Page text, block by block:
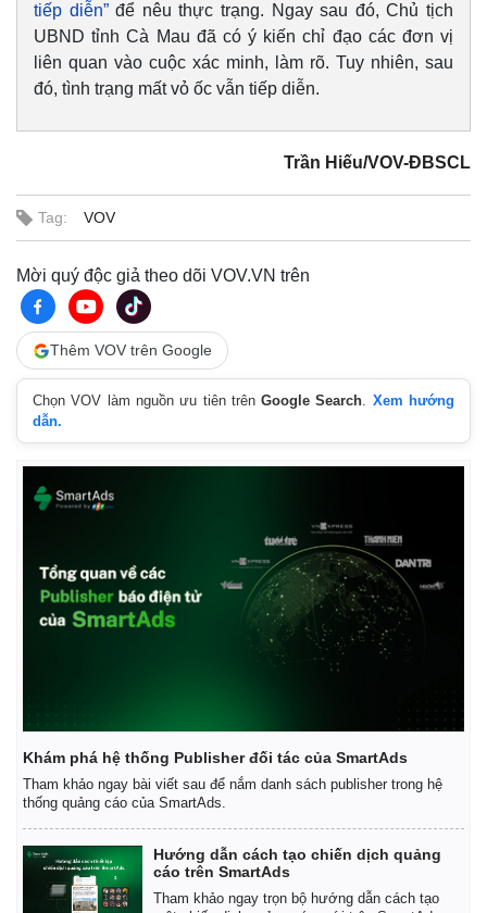
Kinh tế
Bất động sản
Khởi nghiệp
Tỷ giá
Chứng khoán
tiếp diễn”để nêu thực trạng. Ngay sau đó, Chủ tịch
UBND tỉnh Cà Mau đã có ý kiến chỉ đạo các đơn vị
liên quan vào cuộc xác minh, làm rõ. Tuy nhiên, sau
đó, tình trạng mất vỏ ốc vẫn tiếp diễn.
Trần Hiếu/VOV-ĐBSCL
Tag: VOV
Mời quý độc giả theo dõi VOV.VN trên
Thêm VOV trên Google
Chọn VOV làm nguồn ưu tiên trênGoogle Search. Xem hướng
dẫn.
Khám phá hệ thống Publisher đối tác của SmartAds
Tham khảo ngay bài viết sau để nắm danh sách publisher trong hệ
thống quảng cáo của SmartAds.
Hướng dẫn cách tạo chiến dịch quảng
cáo trên SmartAds
Tham khảo ngay trọn bộ hướng dẫn cách tạo